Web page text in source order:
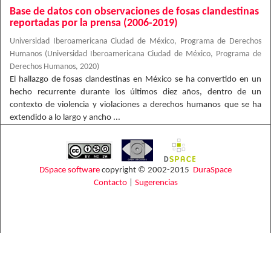
Base de datos con observaciones de fosas clandestinas
reportadas por la prensa (2006-2019)
Universidad Iberoamericana Ciudad de México, Programa de Derechos
Humanos (Universidad Iberoamericana Ciudad de México, Programa de
Derechos Humanos, 2020)
El hallazgo de fosas clandestinas en México se ha convertido en un
hecho recurrente durante los últimos diez años, dentro de un
contexto de violencia y violaciones a derechos humanos que se ha
extendido a lo largo y ancho ...
DSpace software copyright © 2002-2015 DuraSpace
Contacto| Sugerencias